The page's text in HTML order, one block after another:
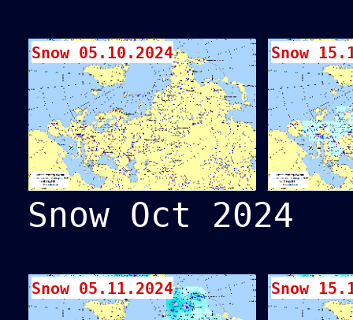
Snow 05.10.2024 Snow
Snow Oct 2024
Snow 05.11.2024 Snow